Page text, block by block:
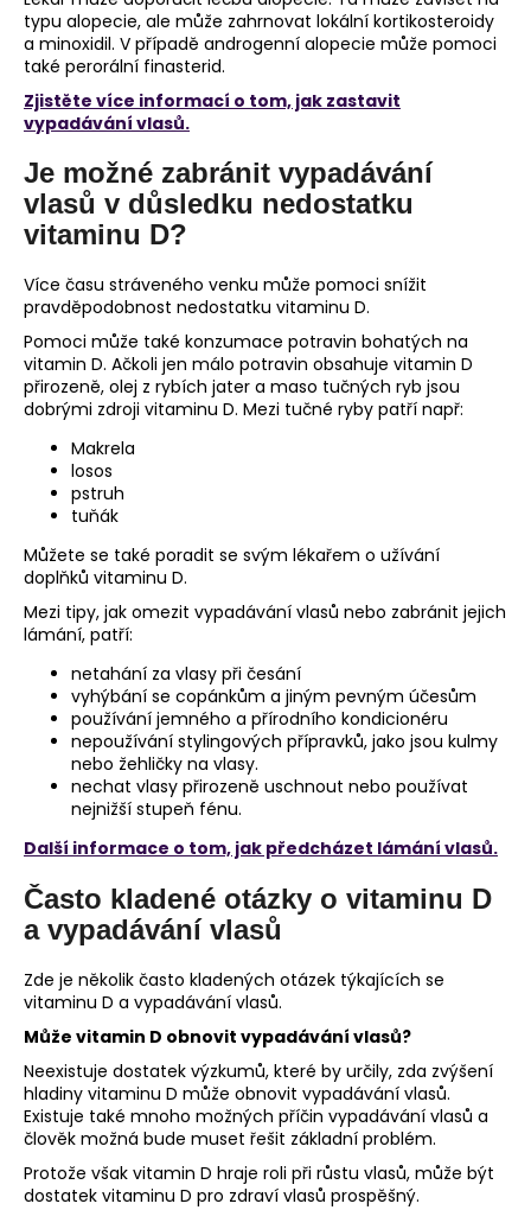
typu alopecie, ale může zahrnovat lokální kortikosteroidy
a minoxidil. V případě androgenní alopecie může pomoci
také perorální finasterid.
Zjistěte více informací o tom, jak zastavit
vypadávání vlasů.
Je možné zabránit vypadávání
vlasů v důsledku nedostatku
vitaminu D?
Více času stráveného venku může pomoci snížit
pravděpodobnost nedostatku vitaminu D.
Pomoci může také konzumace potravin bohatých na
vitamin D. Ačkoli jen málo potravin obsahuje vitamin D
přirozeně, olej z rybích jater a maso tučných ryb jsou
dobrými zdroji vitaminu D. Mezi tučné ryby patří např:
Makrela
losos
pstruh
tuňák
Můžete se také poradit se svým lékařem o užívání
doplňků vitaminu D.
Mezi tipy, jak omezit vypadávání vlasů nebo zabránit jejich
lámání, patří:
netahání za vlasy při česání
vyhýbání se copánkům a jiným pevným účesům
používání jemného a přírodního kondicionéru
nepoužívání stylingových přípravků, jako jsou kulmy
nebo žehličky na vlasy.
nechat vlasy přirozeně uschnout nebo používat
nejnižší stupeň fénu.
Další informace o tom, jak předcházet lámání vlasů.
Často kladené otázky o vitaminu D
a vypadávání vlasů
Zde je několik často kladených otázek týkajících se
vitaminu D a vypadávání vlasů.
Může vitamin D obnovit vypadávání vlasů?
Neexistuje dostatek výzkumů, které by určily, zda zvýšení
hladiny vitaminu D může obnovit vypadávání vlasů.
Existuje také mnoho možných příčin vypadávání vlasů a
člověk možná bude muset řešit základní problém.
Protože však vitamin D hraje roli při růstu vlasů, může být
dostatek vitaminu D pro zdraví vlasů prospěšný.